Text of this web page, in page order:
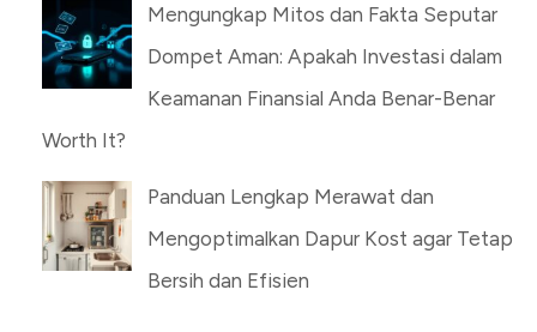
Mengungkap Mitos dan Fakta Seputar
Dompet Aman: Apakah Investasi dalam
Keamanan Finansial Anda Benar-Benar
Worth It?
Panduan Lengkap Merawat dan
Mengoptimalkan Dapur Kost agar Tetap
Bersih dan Efisien